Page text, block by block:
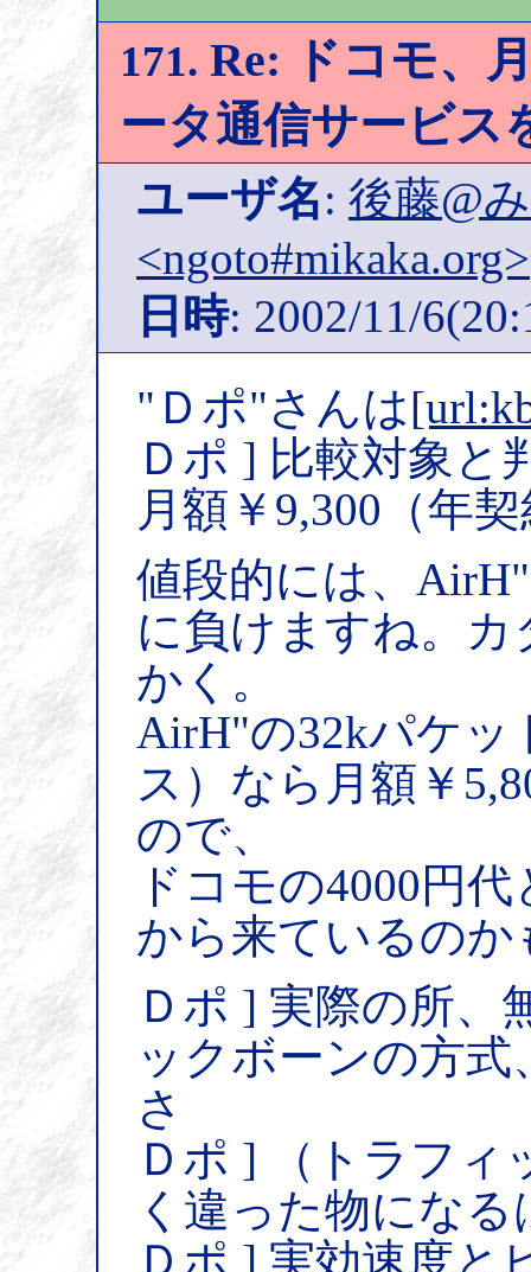
171. Re: ドコモ、
ータ通信サービス
ユーザ名: 後藤@
<ngoto#mikaka.org>
日時: 2002/11/
"Ｄポ"さんは
Ｄポ ] 比較対象と
月額￥9,300（年
値段的には、
に負けますね。
かく。
AirH"の32kパケッ
ス）なら月額￥
ので、
ドコモの4000円
から来ているの
Ｄポ ] 実際の所、
ックボーンの方
さ
Ｄポ ] （トラフィ
く違った物にな
Ｄポ ] 実効速度と